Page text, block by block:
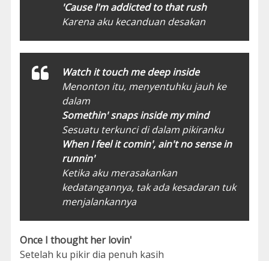
'Cause I'm addicted to that rush
Karena aku kecanduan desakan
Watch it touch me deep inside
Menonton itu, menyentuhku jauh ke
dalam
Somethin' snaps inside my mind
Sesuatu terkunci di dalam pikiranku
When I feel it comin', ain't no sense in
runnin'
Ketika aku merasakankan
kedatangannya, tak ada kesadaran tuk
menjalankannya
Once I thought her lovin'
Setelah ku pikir dia penuh kasih